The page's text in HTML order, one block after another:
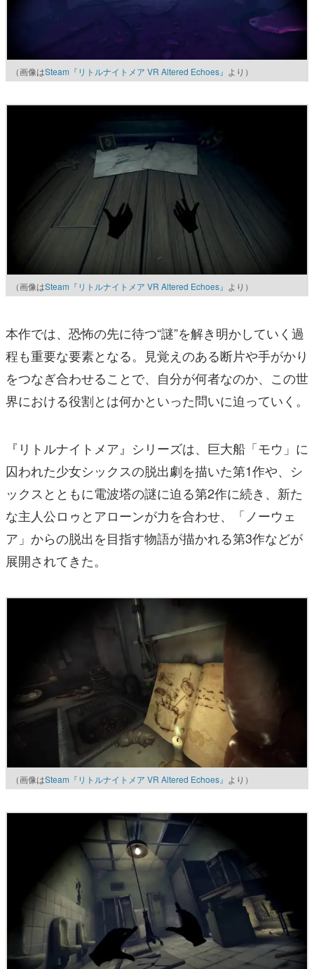
（画像はSteam『リトルナイトメア VR Altered Echoes』 より）
（画像はSteam『リトルナイトメア VR Altered Echoes』 より）
本作では、恐怖の先に待つ“謎”を解き明かしていく過
程も重要な要素となる。見覚えのある断片や手がかり
をつなぎ合わせることで、自分が何者なのか、この世
界における役割とは何かといった問いに迫っていく。
『リトルナイトメア』シリーズは、巨大船「モウ」に
囚われた少女シックスの脱出劇を描いた第1作や、シ
ックスとともに電波塔の謎に迫る第2作に続き、新た
な主人公ロゥとアローンが力を合わせ、「ノーウェ
ア」からの脱出を目指す物語が描かれる第3作などが
展開されてきた。
（画像はSteam『リトルナイトメア VR Altered Echoes』 より）